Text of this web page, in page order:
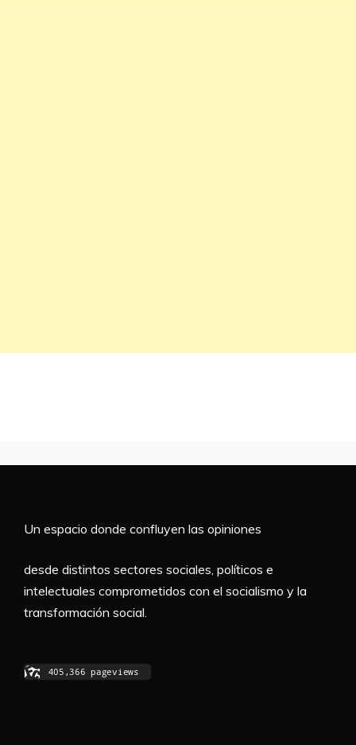
Un espacio donde confluyen las opiniones
desde distintos sectores sociales, políticos e
intelectuales comprometidos con el socialismo y la
transformación social.